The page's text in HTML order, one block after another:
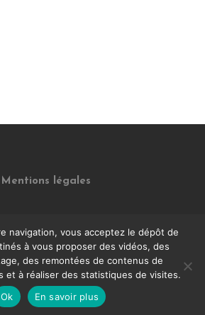
Mentions légales
navigation, vous acceptez le dépôt de
à vous proposer des vidéos, des
des remontées de contenus de
et à réaliser des statistiques de visites.
Ok
En savoir plus